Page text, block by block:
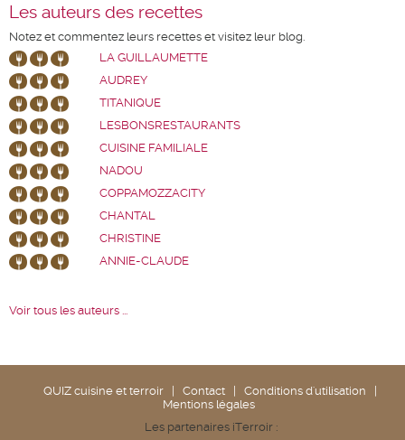
Les auteurs des recettes
Notez et commentez leurs recettes et visitez leur blog.
LA GUILLAUMETTE
AUDREY
TITANIQUE
LESBONSRESTAURANTS
CUISINE FAMILIALE
NADOU
COPPAMOZZACITY
CHANTAL
CHRISTINE
ANNIE-CLAUDE
Voir tous les auteurs ...
QUIZ cuisine et terroir Contact Conditions d'utilisation
Mentions légales
Les partenaires iTerroir :